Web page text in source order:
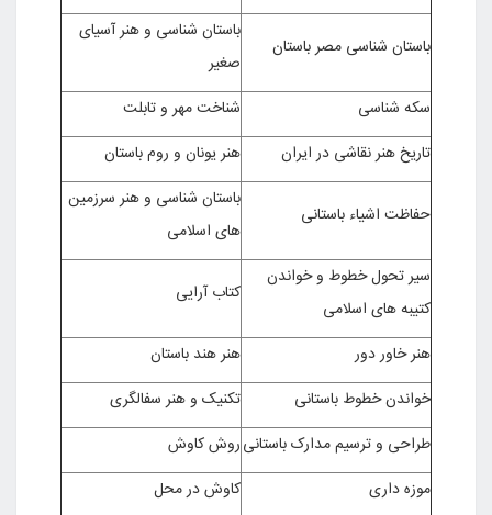
باستان شناسی مصر باستان
باستان شناسی و هنر آسیای
صغیر
سکه شناسی
شناخت مهر و تابلت
تاریخ هنر نقاشی در ایران
هنر یونان و روم باستان
حفاظت اشیاء باستانی
باستان شناسی و هنر سرزمین
های اسلامی
سیر تحول خطوط و خواندن
کتیبه های اسلامی
کتاب آرایی
هنر خاور دور
هنر هند باستان
خواندن خطوط باستانی
تکنیک و هنر سفالگری
طراحی و ترسیم مدارک باستانیروش کاوش
موزه داری
کاوش در محل